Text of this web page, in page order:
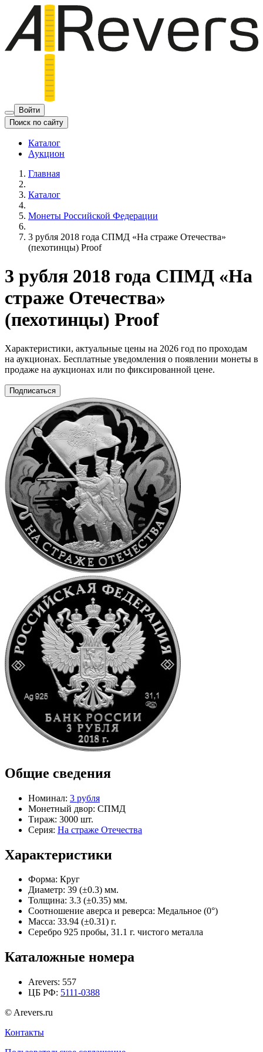
Войти
Поиск по сайту
Каталог
Аукцион
Главная
Каталог
Монеты Российской Федерации
3 рубля 2018 года СПМД «На страже Отечества»
(пехотинцы) Proof
3 рубля 2018 года СПМД «На
страже Отечества»
(пехотинцы) Proof
Характеристики, актуальные цены на 2026 год по проходам
на аукционах. Бесплатные уведомления о появлении монеты в
продаже на аукционах или по фиксированной цене.
Подписаться
Общие сведения
Номинал: 3 рубля
Монетный двор: СПМД
Тираж: 3000 шт.
Серия: На страже Отечества
Характеристики
Форма: Круг
Диаметр: 39 (±0.3) мм.
Толщина: 3.3 (±0.35) мм.
Соотношение аверса и реверса: Медальное (0°)
Масса: 33.94 (±0.31) г.
Серебро 925 пробы, 31.1 г. чистого металла
Каталожные номера
Arevers: 557
ЦБ РФ: 5111-0388
© Arevers.ru
Контакты